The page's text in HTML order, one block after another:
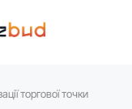
торгової точки